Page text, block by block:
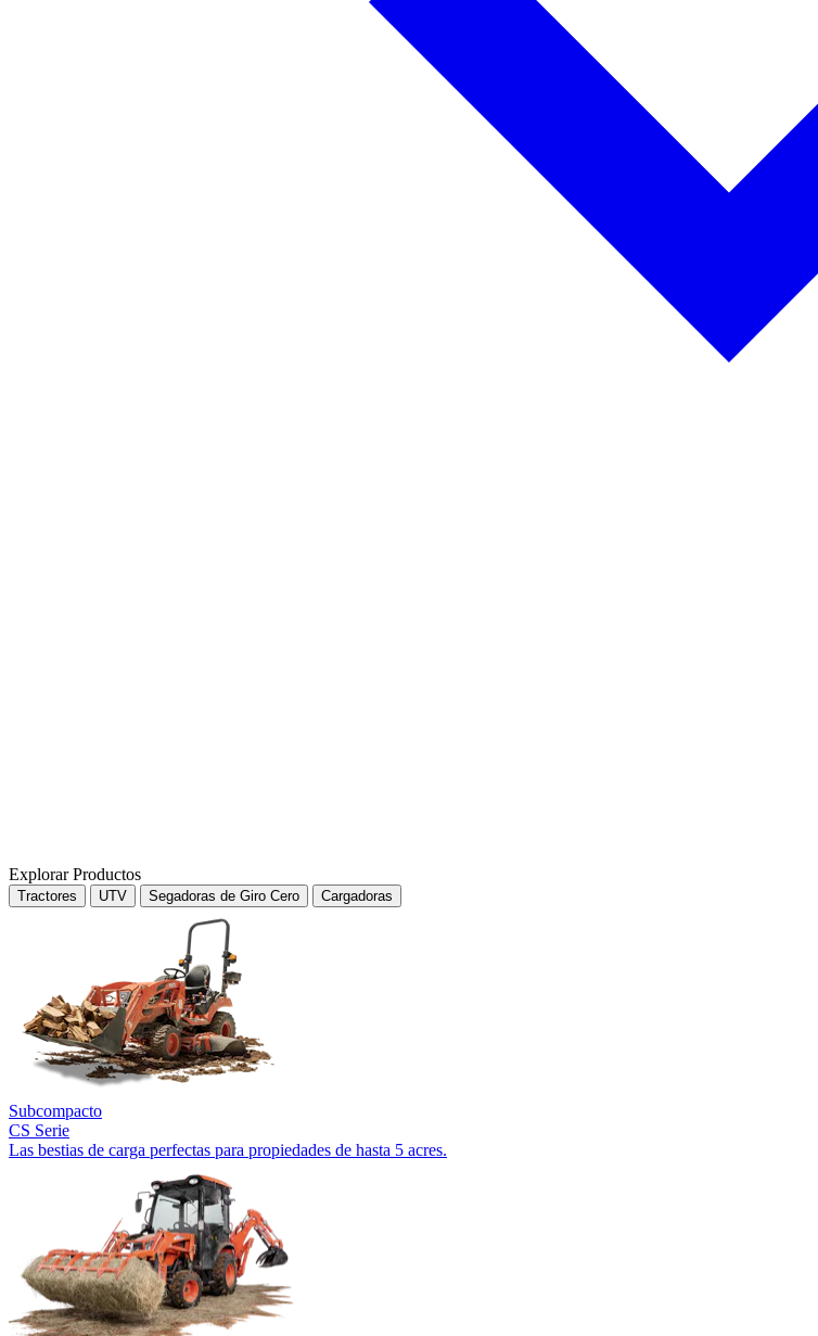
Explorar Productos
Tractores UTV Segadoras de Giro Cero Cargadoras
Subcompacto
CS Serie
Las bestias de carga perfectas para propiedades de hasta 5 acres.